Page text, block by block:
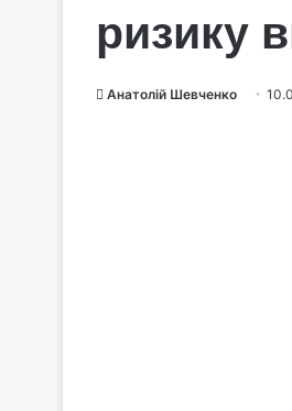
ризику
Анатолій Шевченко